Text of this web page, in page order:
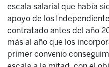
escala salarial que había
apoyo de los
contratado antes del año
más al año que los
primer convenio